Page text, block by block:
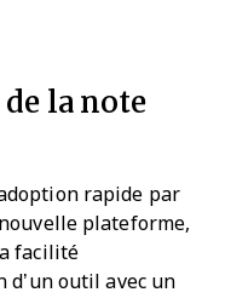
la note
rapide par
plateforme,
facilité
d’un outil avec un